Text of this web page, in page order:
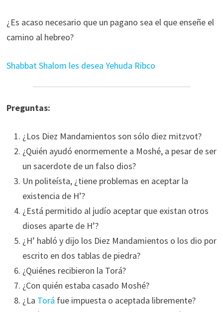
¿Es acaso necesario que un pagano sea el que enseñe el
camino al hebreo?
Shabbat Shalom les desea Yehuda Ribco
Preguntas:
¿Los Diez Mandamientos son sólo diez mitzvot?
¿Quién ayudó enormemente a Moshé, a pesar de ser
un sacerdote de un falso dios?
Un politeísta, ¿tiene problemas en aceptar la
existencia de H’?
¿Está permitido al judío aceptar que existan otros
dioses aparte de H’?
¿H’ habló y dijo los Diez Mandamientos o los dio por
escrito en dos tablas de piedra?
¿Quiénes recibieron la Torá?
¿Con quién estaba casado Moshé?
¿La Torá fue impuesta o aceptada libremente?